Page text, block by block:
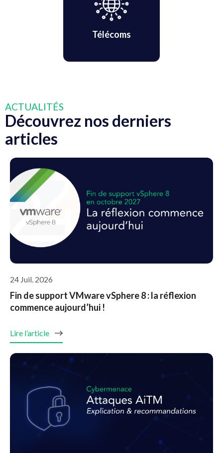
Télécoms
ACTUALITÉS
Découvrez nos derniers
articles
24 Juil. 2026
Fin de support VMware vSphere 8 : la réflexion
commence aujourd’hui !
Lire l’article